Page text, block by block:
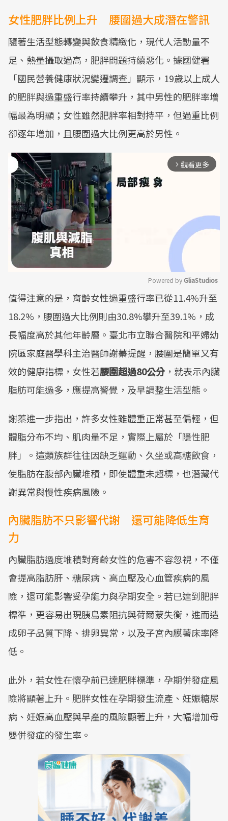
女性肥胖比例上升 腰圍過大成潛在警訊
隨著生活型態轉變與飲食精緻化，現代人活動量不
足、熱量攝取過高，肥胖問題持續惡化。據國健署
「國民營養健康狀況變遷調查」顯示，19歲以上成人
的肥胖與過重盛行率持續攀升，其中男性的肥胖率增
幅最為明顯；女性雖然肥胖率相對持平，但過重比例
卻逐年增加，且腰圍過大比例更高於男性。
arrow_forward_ios 觀看更多
Mute
Powered by GliaStudios
值得注意的是，育齡女性過重盛行率已從11.4%升至
18.2%，腰圍過大比例則由30.8%攀升至39.1%，成
長幅度高於其他年齡層。臺北市立聯合醫院和平婦幼
院區家庭醫學科主治醫師謝蓁提醒，腰圍是簡單又有
效的健康指標，女性若腰圍超過80公分，就表示內臟
脂肪可能過多，應提高警覺，及早調整生活型態。
謝蓁進一步指出，許多女性雖體重正常甚至偏輕，但
體脂分布不均、肌肉量不足，實際上屬於「隱性肥
胖」。這類族群往往因缺乏運動、久坐或高糖飲食，
使脂肪在腹部內臟堆積，即使體重未超標，也潛藏代
謝異常與慢性疾病風險。
內臟脂肪不只影響代謝 還可能降低生育
力
內臟脂肪過度堆積對育齡女性的危害不容忽視，不僅
會提高脂肪肝、糖尿病、高血壓及心血管疾病的風
險，還可能影響受孕能力與孕期安全。若已達到肥胖
標準，更容易出現胰島素阻抗與荷爾蒙失衡，進而造
成卵子品質下降、排卵異常，以及子宮內膜著床率降
低。
此外，若女性在懷孕前已達肥胖標準，孕期併發症風
險將顯著上升。肥胖女性在孕期發生流產、妊娠糖尿
病、妊娠高血壓與早產的風險顯著上升，大幅增加母
嬰併發症的發生率。